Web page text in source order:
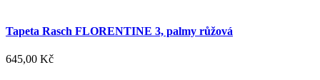
Tapeta Rasch FLORENTINE 3, palmy růžová
645,00 Kč